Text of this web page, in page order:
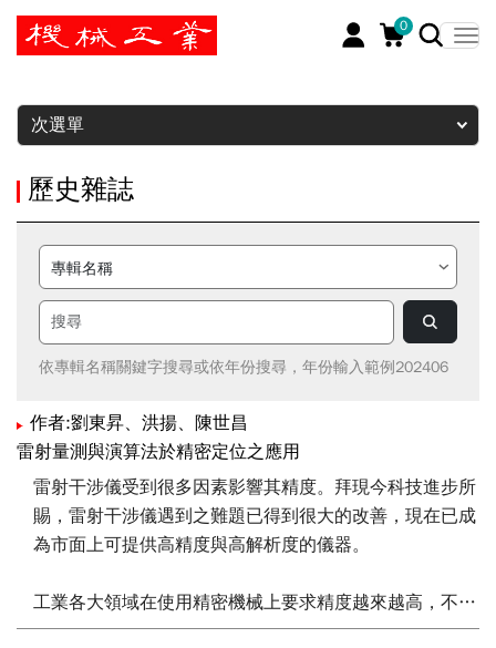
0
暫停
次選單
歷史雜誌
依專輯名稱關鍵字搜尋或依年份搜尋，年份輸入範例202406
作者:劉東昇、洪揚、陳世昌
雷射量測與演算法於精密定位之應用
雷射干涉儀受到很多因素影響其精度。拜現今科技進步所
賜，雷射干涉儀遇到之難題已得到很大的改善，現在已成
為市面上可提供高精度與高解析度的儀器。
工業各大領域在使用精密機械上要求精度越來越高，不論
是工具機產業、面板產業、封裝製程等，例如因為關鍵尺